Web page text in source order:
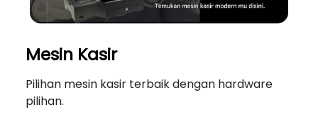
Mesin Kasir
Pilihan mesin kasir terbaik dengan hardware
pilihan.